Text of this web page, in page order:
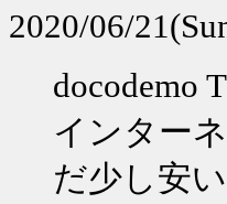
2020/06/
docodemo
インター
だ少し安